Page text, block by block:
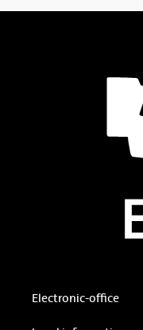
Electronic-office